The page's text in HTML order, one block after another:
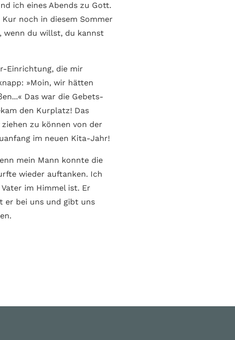
ich eines Abends zu Gott.
noch in diesem Sommer
wenn du willst, du kannst
Einrichtung, die mir
»Moin, wir hätten
Das war die Gebets­
den Kurplatz! Das
zu können von der
im neuen Kita-Jahr!
mein Mann konnte die
wieder auftanken. Ich
im Himmel ist. Er
er bei uns und gibt uns